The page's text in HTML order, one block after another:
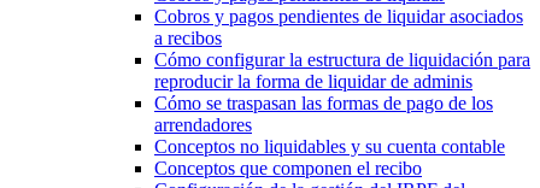
Cobros y pagos pendientes de liquidar asociados
a recibos
Cómo configurar la estructura de liquidación para
reproducir la forma de liquidar de adminis
Cómo se traspasan las formas de pago de los
arrendadores
Conceptos no liquidables y su cuenta contable
Conceptos que componen el recibo